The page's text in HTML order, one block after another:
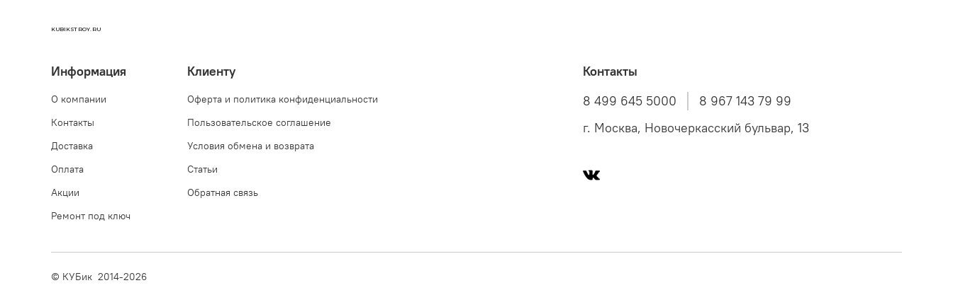
KUBIKSTROY.RU
Информация
О компании
Контакты
Доставка
Оплата
Акции
Ремонт под ключ
Клиенту
Оферта и политика конфиденциальности
Пользовательское соглашение
Условия обмена и возврата
Статьи
Обратная связь
Контакты
8 499 645 5000
8 967 143 79 99
г. Москва, Новочеркасский бульвар, 13
© КУБик 2014-2026